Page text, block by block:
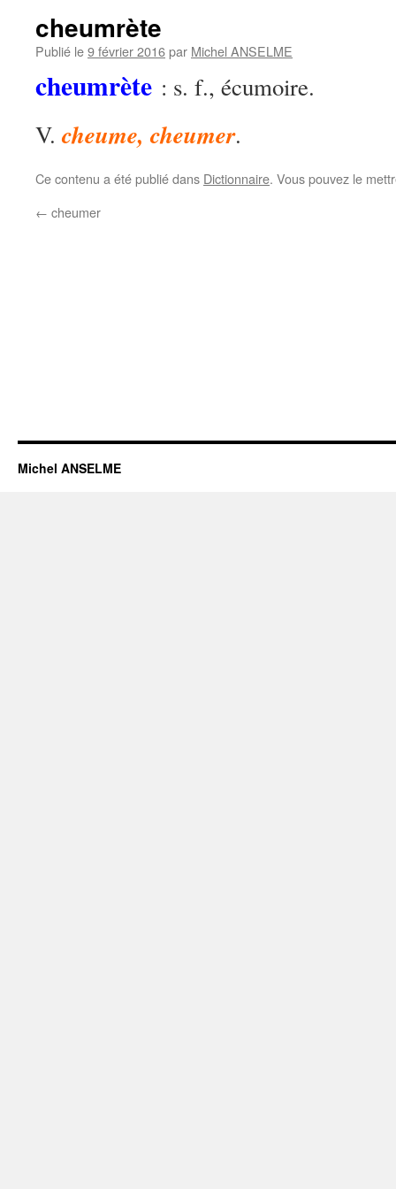
cheumrète
Publié le9 février 2016par Michel ANSELME
cheumrète : s. f., écumoire.
V. cheume, cheumer.
Ce contenu a été publié dans Dictionnaire. Vous pouvez le
← cheumer
Michel ANSELME